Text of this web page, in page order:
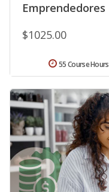
Emprendedores
$1025.00
55 Course Hours